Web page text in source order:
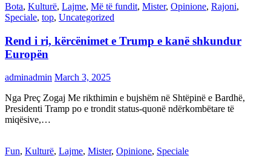
Bota, Kulturë, Lajme, Më të fundit, Mister, Opinione, Rajoni,
Speciale, top, Uncategorized
Rend i ri, kërcënimet e Trump e kanë shkundur
Europën
adminadmin March 3, 2025
Nga Preç Zogaj Me rikthimin e bujshëm në Shtëpinë e Bardhë,
Presidenti Tramp po e trondit status-quonë ndërkombëtare të
miqësive,…
Fun, Kulturë, Lajme, Mister, Opinione, Speciale